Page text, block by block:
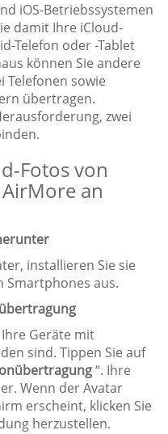
iOS-Betriebssystemen
damit Ihre iCloud-
Telefon oder -Tablet
können Sie andere
Telefonen sowie
übertragen.
zwei
Fotos von
an
installieren Sie sie
Smartphones aus.
Geräte mit
sind. Tippen Sie auf
“. Ihre
Wenn der Avatar
erscheint, klicken Sie
herzustellen.